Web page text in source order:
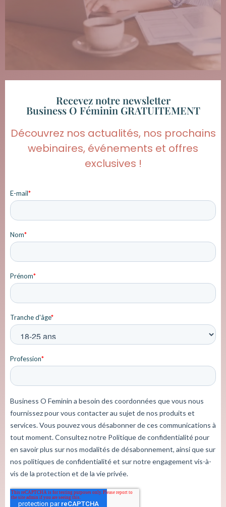
Recevez notre newsletter
Business O Féminin GRATUITEMENT
Découvrez nos actualités, nos prochains
webinaires, événements et offres
exclusives !